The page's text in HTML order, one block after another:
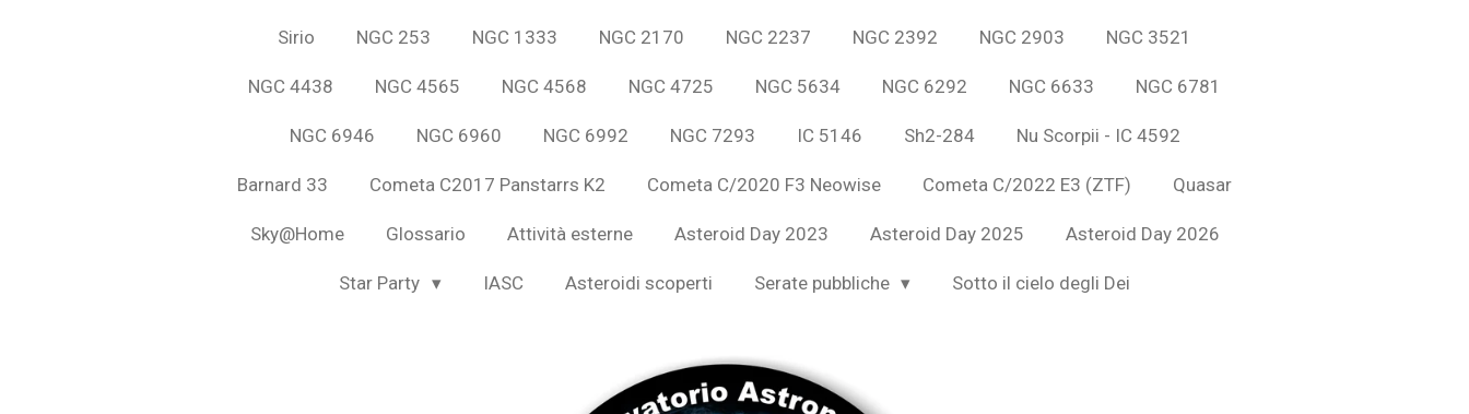
Sirio NGC 253 NGC 1333 NGC 2170 NGC 2237 NGC 2392 NGC 2903 NGC 3521
NGC 4438 NGC 4565 NGC 4568 NGC 4725 NGC 5634 NGC 6292 NGC 6633 NGC 6781
NGC 6946 NGC 6960 NGC 6992 NGC 7293 IC 5146 Sh2-284 Nu Scorpii - IC 4592
Barnard 33 Cometa C2017 Panstarrs K2 Cometa C/2020 F3 Neowise Cometa C/2022 E3 (ZTF) Quasar
Sky@Home Glossario Attività esterne Asteroid Day 2023 Asteroid Day 2025 Asteroid Day 2026
Star Party IASC Asteroidi scoperti Serate pubbliche Sotto il cielo degli Dei